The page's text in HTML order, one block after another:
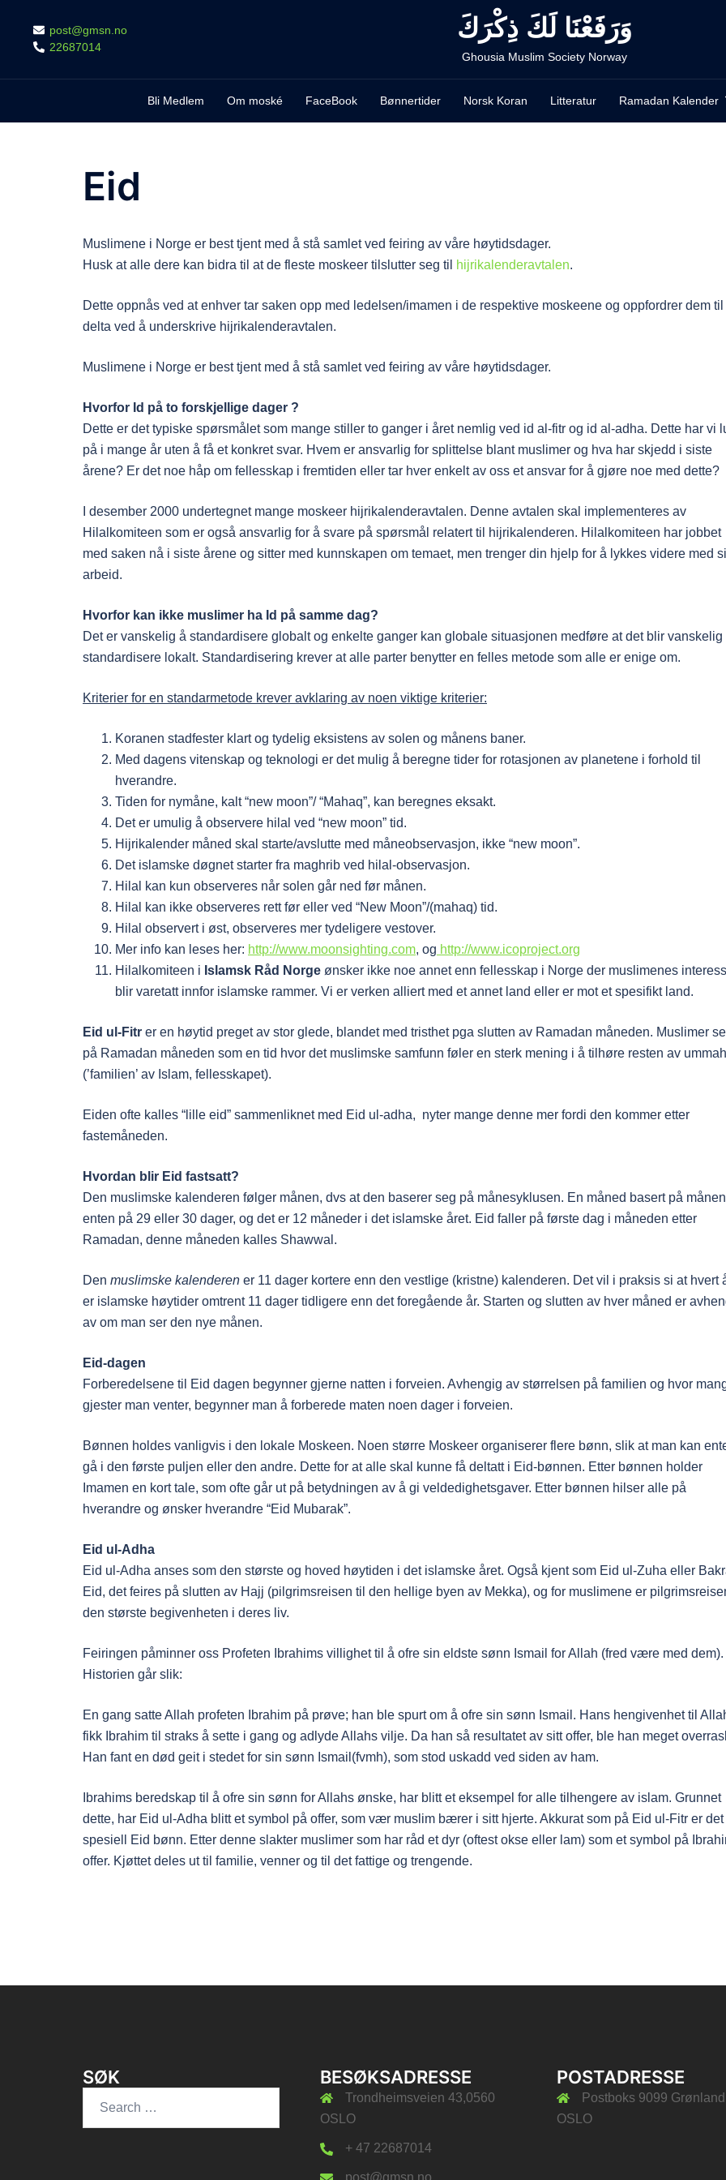
content
post@gmsn.no
22687014
وَرَفَعْنَا لَكَ ذِكْرَكَ
Ghousia Muslim Society Norway
Bli Medlem Om moské FaceBook Bønnertider Norsk Koran Litteratur Ramadan Kalender
Eid
Muslimene i Norge er best tjent med å stå samlet ved feiring av våre høytidsdager.
Husk at alle dere kan bidra til at de fleste moskeer tilslutter seg til
hijrikalenderavtalen.
Dette oppnås ved at enhver tar saken opp med ledelsen/imamen i de respektive moskeene og oppfordrer dem til
delta ved å underskrive hijrikalenderavtalen.
Muslimene i Norge er best tjent med å stå samlet ved feiring av våre høytidsdager.
Hvorfor Id på to forskjellige dager ?
Dette er det typiske spørsmålet som mange stiller to ganger i året nemlig ved id al-fitr og id al-adha. Dette har vi
på i mange år uten å få et konkret svar. Hvem er ansvarlig for splittelse blant muslimer og hva har skjedd i siste
årene? Er det noe håp om fellesskap i fremtiden eller tar hver enkelt av oss et ansvar for å gjøre noe med dette?
I desember 2000 undertegnet mange moskeer hijrikalenderavtalen. Denne avtalen skal implementeres av
Hilalkomiteen som er også ansvarlig for å svare på spørsmål relatert til hijrikalenderen. Hilalkomiteen har jobbet
med saken nå i siste årene og sitter med kunnskapen om temaet, men trenger din hjelp for å lykkes videre med
arbeid.
Hvorfor kan ikke muslimer ha Id på samme dag?
Det er vanskelig å standardisere globalt og enkelte ganger kan globale situasjonen medføre at det blir vanskelig
standardisere lokalt. Standardisering krever at alle parter benytter en felles metode som alle er enige om.
Kriterier for en standarmetode krever avklaring av noen viktige kriterier:
Koranen stadfester klart og tydelig eksistens av solen og månens baner.
Med dagens vitenskap og teknologi er det mulig å beregne tider for rotasjonen av planetene i forhold til
hverandre.
Tiden for nymåne, kalt “new moon”/ “Mahaq”, kan beregnes eksakt.
Det er umulig å observere hilal ved “new moon” tid.
Hijrikalender måned skal starte/avslutte med måneobservasjon, ikke “new moon”.
Det islamske døgnet starter fra maghrib ved hilal-observasjon.
Hilal kan kun observeres når solen går ned før månen.
Hilal kan ikke observeres rett før eller ved “New Moon”/(mahaq) tid.
Hilal observert i øst, observeres mer tydeligere vestover.
Mer info kan leses her: http://www.moonsighting.com, og http://www.icoproject.org
Hilalkomiteen i Islamsk Råd Norge ønsker ikke noe annet enn fellesskap i Norge der muslimenes
blir varetatt innfor islamske rammer. Vi er verken alliert med et annet land eller er mot et spesifikt land.
Eid ul-Fitr er en høytid preget av stor glede, blandet med tristhet pga slutten av Ramadan måneden. Muslimer
på Ramadan måneden som en tid hvor det muslimske samfunn føler en sterk mening i å tilhøre resten av ummah
(’familien’ av Islam, fellesskapet).
Eiden ofte kalles “lille eid” sammenliknet med Eid ul-adha, nyter mange denne mer fordi den kommer etter
fastemåneden.
Hvordan blir Eid fastsatt?
Den muslimske kalenderen følger månen, dvs at den baserer seg på månesyklusen. En måned basert på
enten på 29 eller 30 dager, og det er 12 måneder i det islamske året. Eid faller på første dag i måneden etter
Ramadan, denne måneden kalles Shawwal.
Den muslimske kalenderen er 11 dager kortere enn den vestlige (kristne) kalenderen. Det vil i praksis si at hvert
er islamske høytider omtrent 11 dager tidligere enn det foregående år. Starten og slutten av hver måned er
av om man ser den nye månen.
Eid-dagen
Forberedelsene til Eid dagen begynner gjerne natten i forveien. Avhengig av størrelsen på familien og hvor
gjester man venter, begynner man å forberede maten noen dager i forveien.
Bønnen holdes vanligvis i den lokale Moskeen. Noen større Moskeer organiserer flere bønn, slik at man kan
gå i den første puljen eller den andre. Dette for at alle skal kunne få deltatt i Eid-bønnen. Etter bønnen holder
Imamen en kort tale, som ofte går ut på betydningen av å gi veldedighetsgaver. Etter bønnen hilser alle på
hverandre og ønsker hverandre “Eid Mubarak”.
Eid ul-Adha
Eid ul-Adha anses som den største og hoved høytiden i det islamske året. Også kjent som Eid ul-Zuha eller
Eid, det feires på slutten av Hajj (pilgrimsreisen til den hellige byen av Mekka), og for muslimene er
den største begivenheten i deres liv.
Feiringen påminner oss Profeten Ibrahims villighet til å ofre sin eldste sønn Ismail for Allah (fred være med dem).
Historien går slik:
En gang satte Allah profeten Ibrahim på prøve; han ble spurt om å ofre sin sønn Ismail. Hans hengivenhet til
fikk Ibrahim til straks å sette i gang og adlyde Allahs vilje. Da han så resultatet av sitt offer, ble han meget
Han fant en død geit i stedet for sin sønn Ismail(fvmh), som stod uskadd ved siden av ham.
Ibrahims beredskap til å ofre sin sønn for Allahs ønske, har blitt et eksempel for alle tilhengere av islam. Grunnet
dette, har Eid ul-Adha blitt et symbol på offer, som vær muslim bærer i sitt hjerte. Akkurat som på Eid ul-Fitr er det
spesiell Eid bønn. Etter denne slakter muslimer som har råd et dyr (oftest okse eller lam) som et symbol på
offer. Kjøttet deles ut til familie, venner og til det fattige og trengende.
SØK BESØKSADRESSE
Trondheimsveien 43,0560
OSLO
+ 47 22687014
post@gmsn.no
POSTADRESSE
Postboks 9099
OSLO